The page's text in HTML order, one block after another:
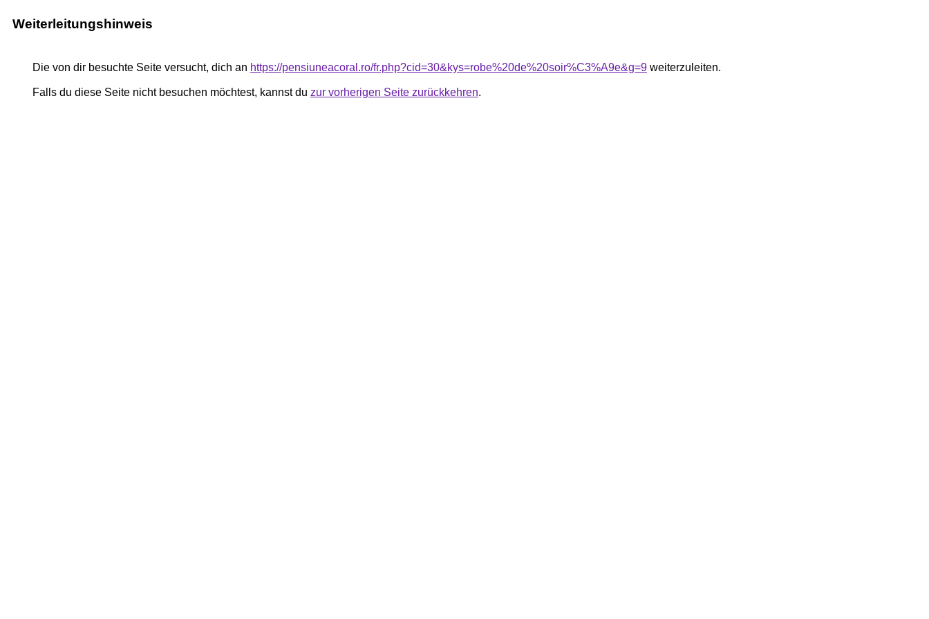
Weiterleitungshinweis
Die von dir besuchte Seite versucht, dich an https://pensiuneacoral.ro/fr.php?cid=30&kys=robe%20de%20soir%C3%A9e&g=9 weiterzuleiten.
Falls du diese Seite nicht besuchen möchtest, kannst du zur vorherigen Seite zurückkehren.